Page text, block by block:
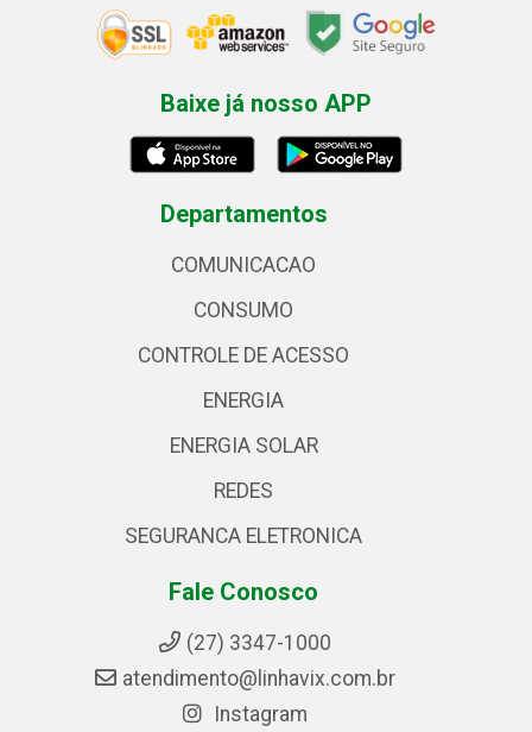
Baixe já nosso APP
Departamentos
COMUNICACAO
CONSUMO
CONTROLE DE ACESSO
ENERGIA
ENERGIA SOLAR
REDES
SEGURANCA ELETRONICA
Fale Conosco
(27) 3347-1000
atendimento@linhavix.com.br
Instagram